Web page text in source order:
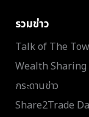
รวมข่าว
Talk of The
Wealth Sharing
กระดานข่าว
Share2Trade